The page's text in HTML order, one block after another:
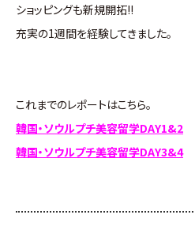
ショッピングも新規開拓!!
充実の1週間を経験してきました。
これまでのレポートはこちら。
韓国・ソウルプチ美容留学DAY1&2
韓国・ソウルプチ美容留学DAY3&4